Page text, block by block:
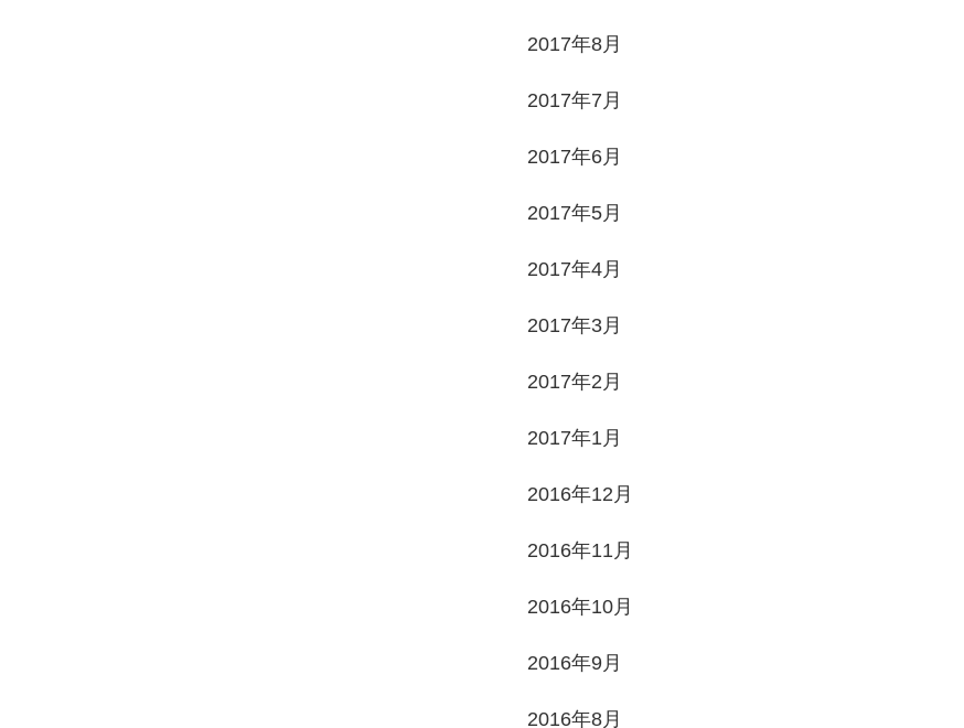
2017年8月
2017年7月
2017年6月
2017年5月
2017年4月
2017年3月
2017年2月
2017年1月
2016年12月
2016年11月
2016年10月
2016年9月
2016年8月